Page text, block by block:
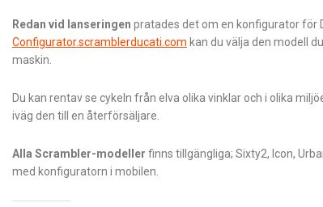
Redan vid lanseringen pratades det om en konfigurator för
Configurator.scramblerducati.com kan du välja den modell
maskin.
Du kan rentav se cykeln från elva olika vinklar och i olika
iväg den till en återförsäljare.
Alla Scrambler-modeller finns tillgängliga; Sixty2, Icon,
med konfiguratorn i mobilen.